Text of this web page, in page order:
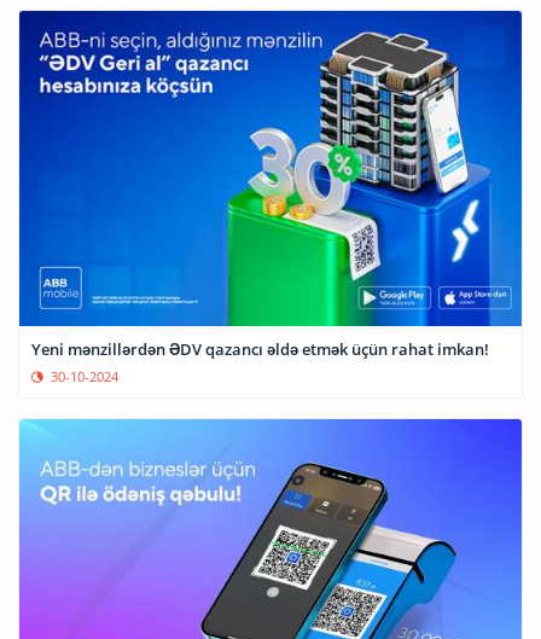
Yeni mənzillərdən ƏDV qazancı əldə etmək üçün rahat imkan!
30-10-2024